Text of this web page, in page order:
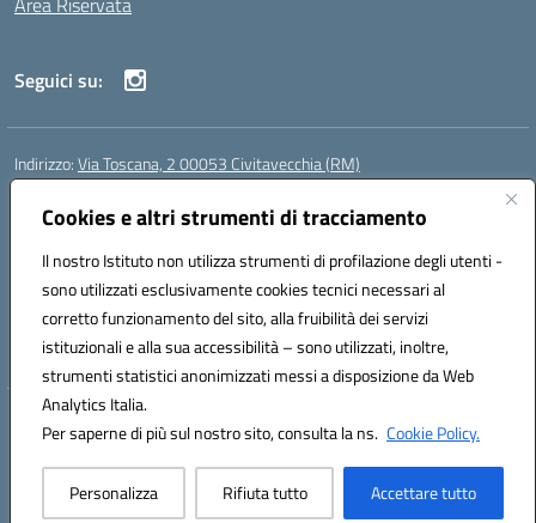
Cookies e altri strumenti di tracciamento
Il nostro Istituto non utilizza strumenti di profilazione degli utenti -
sono utilizzati esclusivamente cookies tecnici necessari al
corretto funzionamento del sito, alla fruibilità dei servizi
istituzionali e alla sua accessibilità – sono utilizzati, inoltre,
strumenti statistici anonimizzati messi a disposizione da Web
Analytics Italia.
Per saperne di più sul nostro sito, consulta la ns. Cookie Policy.
Personalizza Rifiuta tutto Accettare tutto
Seguici su:
Indirizzo:Via Toscana, 2 00053 Civitavecchia (RM)
Centralino:
Posta elettronica certificata (PEC):rmic8b900g@pec.istruzione.it
Codice fiscale: 91038380589
Codice meccanografico:RMIC8B900G
Codice Indice delle Pubbliche Amministrazioni (IPA): istsc_rmic8b900g
Codice unico di fatturazione (CUF): UFP4NO
Hosting & Powered by 3D Solution S.r.l.
Concept & Design by Designers Italia